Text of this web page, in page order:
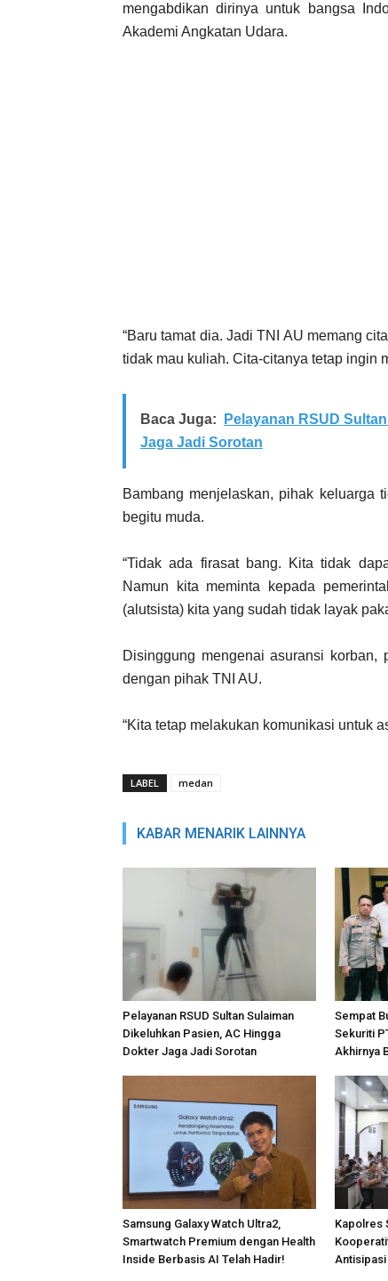
mengabdikan dirinya untuk bangsa
Akademi Angkatan Udara.
“Baru tamat dia. Jadi TNI AU memang
tidak mau kuliah. Cita-citanya tetap ingin
Baca Juga:
Pelayanan RSUD
Jaga Jadi Sorotan
Bambang menjelaskan, pihak keluarga
begitu muda.
“Tidak ada firasat bang. Kita tidak
Namun kita meminta kepada
(alutsista) kita yang sudah tidak layak
Disinggung mengenai asuransi korban,
dengan pihak TNI AU.
“Kita tetap melakukan komunikasi untuk
LABEL medan
KABAR MENARIK LAINNYA
Pelayanan RSUD Sultan Sulaiman
Dikeluhkan Pasien, AC Hingga
Dokter Jaga Jadi Sorotan
Sempat
Sekuriti
Akhirnya
Samsung Galaxy Watch Ultra2,
Smartwatch Premium dengan Health
Inside Berbasis AI Telah Hadir!
Kapolres